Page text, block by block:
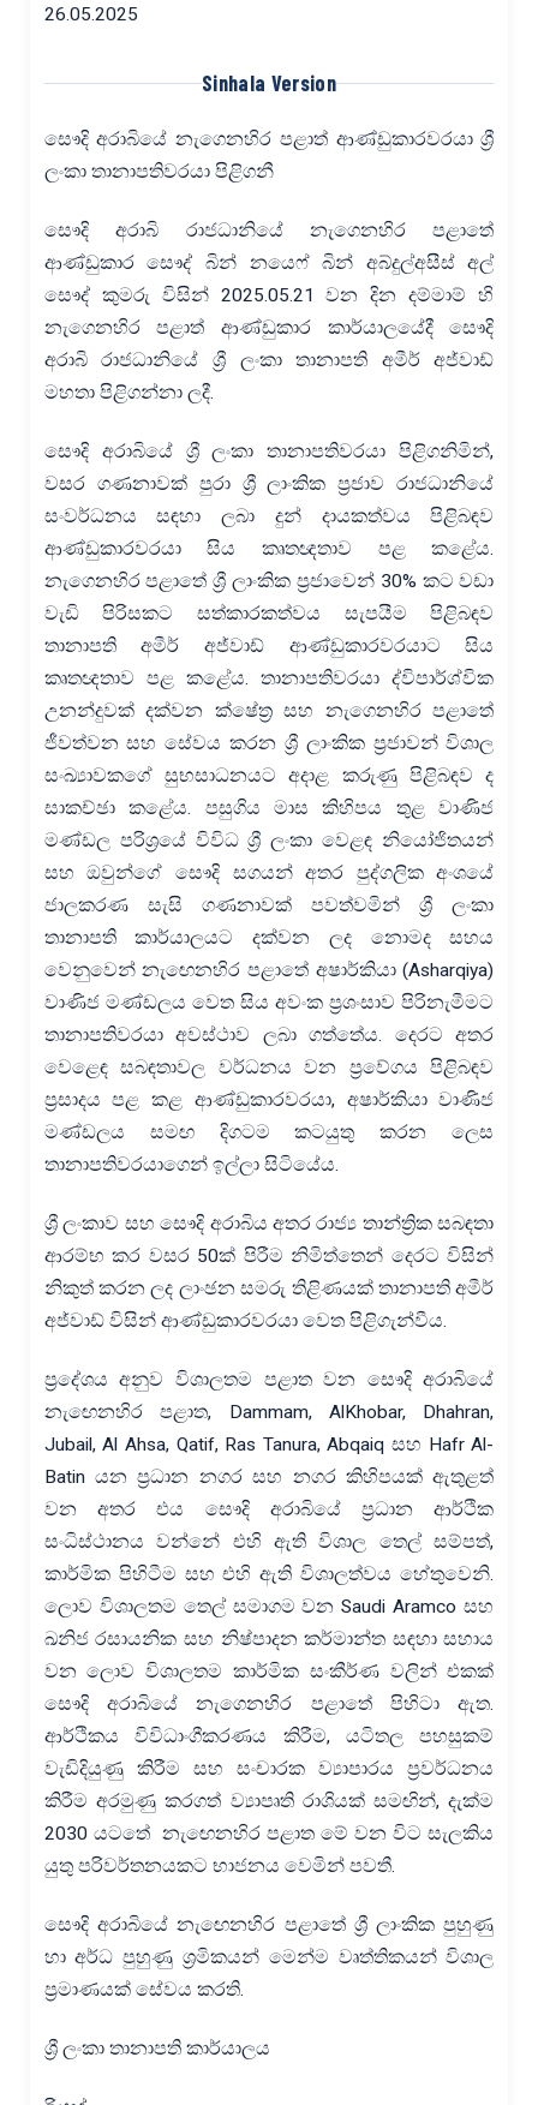
26.05.2025
Sinhala Version
සෞදි අරාබියේ නැගෙනහිර පළාත් ආණ්ඩුකාරවරයා ශ්‍රී
ලංකා තානාපතිවරයා පිළිගනී
සෞදි අරාබි රාජධානියේ නැගෙනහිර පළාතේ
ආණ්ඩුකාර සෞද් බින් නයෙෆ් බින් අබ්දුල්අසීස් අල්
සෞද් කුමරු විසින් 2025.05.21 වන දින දම්මාම් හි
නැගෙනහිර පළාත් ආණ්ඩුකාර කාර්යාලයේදී සෞදි
අරාබි රාජධානියේ ශ්‍රී ලංකා තානාපති අමීර් අජ්වාඩ්
මහතා පිළිගන්නා ලදී.
සෞදි අරාබියේ ශ්‍රී ලංකා තානාපතිවරයා පිළිගනිමින්,
වසර ගණනාවක් පුරා ශ්‍රී ලාංකික ප්‍රජාව රාජධානියේ
සංවර්ධනය සඳහා ලබා දුන් දායකත්වය පිළිබඳව
ආණ්ඩුකාරවරයා සිය කෘතඥතාව පළ කළේය.
නැගෙනහිර පළාතේ ශ්‍රී ලාංකික ප්‍රජාවෙන් 30% කට වඩා
වැඩි පිරිසකට සත්කාරකත්වය සැපයීම පිළිබඳව
තානාපති අමීර් අජ්වාඩ් ආණ්ඩුකාරවරයාට සිය
කෘතඥතාව පළ කළේය. තානාපතිවරයා ද්විපාර්ශ්වික
උනන්දුවක් දක්වන ක්ෂේත්‍ර සහ නැගෙනහිර පළාතේ
ජීවත්වන සහ සේවය කරන ශ්‍රී ලාංකික ප්‍රජාවන් විශාල
සංඛ්‍යාවකගේ සුභසාධනයට අදාළ කරුණු පිළිබඳව ද
සාකච්ඡා කළේය. පසුගිය මාස කිහිපය තුළ වාණිජ
මණ්ඩල පරිශ්‍රයේ විවිධ ශ්‍රී ලංකා වෙළඳ නියෝජිතයන්
සහ ඔවුන්ගේ සෞදි සගයන් අතර පුද්ගලික අංශයේ
ජාලකරණ සැසි ගණනාවක් පවත්වමින් ශ්‍රී ලංකා
තානාපති කාර්යාලයට දක්වන ලද නොමද සහය
වෙනුවෙන් නැඟෙනහිර පළාතේ අෂාර්කියා (Asharqiya)
වාණිජ මණ්ඩලය වෙත සිය අවංක ප්‍රශංසාව පිරිනැමීමට
තානාපතිවරයා අවස්ථාව ලබා ගත්තේය. දෙරට අතර
වෙළෙඳ සබඳතාවල වර්ධනය වන ප්‍රවේගය පිළිබඳව
ප්‍රසාදය පළ කළ ආණ්ඩුකාරවරයා, අෂාර්කියා වාණිජ
මණ්ඩලය සමඟ දිගටම කටයුතු කරන ලෙස
තානාපතිවරයාගෙන් ඉල්ලා සිටියේය.
ශ්‍රී ලංකාව සහ සෞදි අරාබිය අතර රාජ්‍ය තාන්ත්‍රික සබඳතා
ආරම්භ කර වසර 50ක් පිරීම නිමිත්තෙන් දෙරට විසින්
නිකුත් කරන ලද ලාංඡන සමරු තිළිණයක් තානාපති අමීර්
අජ්වාඩ් විසින් ආණ්ඩුකාරවරයා වෙත පිළිගැන්වීය.
ප්‍රදේශය අනුව විශාලතම පළාත වන සෞදි අරාබියේ
නැඟෙනහිර පළාත, Dammam, AlKhobar, Dhahran,
Jubail, Al Ahsa, Qatif, Ras Tanura, Abqaiq සහ Hafr Al-
Batin යන ප්‍රධාන නගර සහ නගර කිහිපයක් ඇතුළත්
වන අතර එය සෞදි අරාබියේ ප්‍රධාන ආර්ථික
සංධිස්ථානය වන්නේ එහි ඇති විශාල තෙල් සම්පත්,
කාර්මික පිහිටීම සහ එහි ඇති විශාලත්වය හේතුවෙනි.
ලොව විශාලතම තෙල් සමාගම වන Saudi Aramco සහ
ඛනිජ රසායනික සහ නිෂ්පාදන කර්මාන්ත සඳහා සහාය
වන ලොව විශාලතම කාර්මික සංකීර්ණ වලින් එකක්
සෞදි අරාබියේ නැගෙනහිර පළාතේ පිහිටා ඇත.
ආර්ථිකය විවිධාංගීකරණය කිරීම, යටිතල පහසුකම්
වැඩිදියුණු කිරීම සහ සංචාරක ව්‍යාපාරය ප්‍රවර්ධනය
කිරීම අරමුණු කරගත් ව්‍යාපෘති රාශියක් සමඟින්, දැක්ම
2030 යටතේ නැඟෙනහිර පළාත මේ වන විට සැලකිය
යුතු පරිවර්තනයකට භාජනය වෙමින් පවතී.
සෞදි අරාබියේ නැඟෙනහිර පළාතේ ශ්‍රී ලාංකික පුහුණු
හා අර්ධ පුහුණු ශ්‍රමිකයන් මෙන්ම වෘත්තිකයන් විශාල
ප්‍රමාණයක් සේවය කරති.
ශ්‍රී ලංකා තානාපති කාර්යාලය